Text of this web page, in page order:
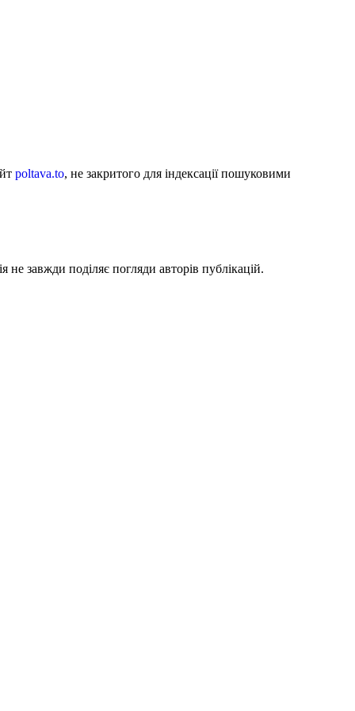
poltava.to, не закритого для індексації пошуковими
не завжди поділяє погляди авторів публікацій.